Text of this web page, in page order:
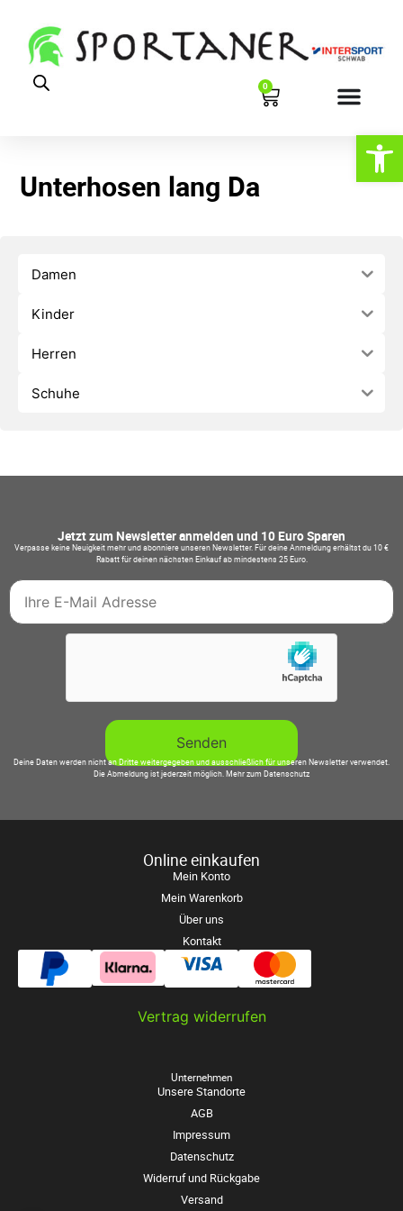
0
Unterhosen lang Da
Damen
Kinder
Herren
Schuhe
Jetzt zum Newsletter anmelden und 10 Euro Sparen
Verpasse keine Neuigkeit mehr und abonniere unseren Newsletter. Für deine Anmeldung erhältst du 10 €
Rabatt für deinen nächsten Einkauf ab mindestens 25 Euro.
Deine Daten werden nicht an Dritte weitergegeben und ausschließlich für unseren Newsletter verwendet.
Die Abmeldung ist jederzeit möglich.Mehr zum Datenschutz
Online einkaufen
Mein Konto
Mein Warenkorb
Über uns
Kontakt
Vertrag widerrufen
Unternehmen
Unsere Standorte
AGB
Impressum
Datenschutz
Widerruf und Rückgabe
Versand